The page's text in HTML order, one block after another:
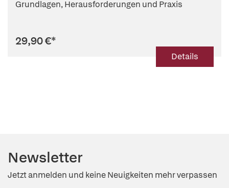
Grundlagen, Herausforderungen und Praxis
29,90 €*
Details
Newsletter
Jetzt anmelden und keine Neuigkeiten mehr verpassen